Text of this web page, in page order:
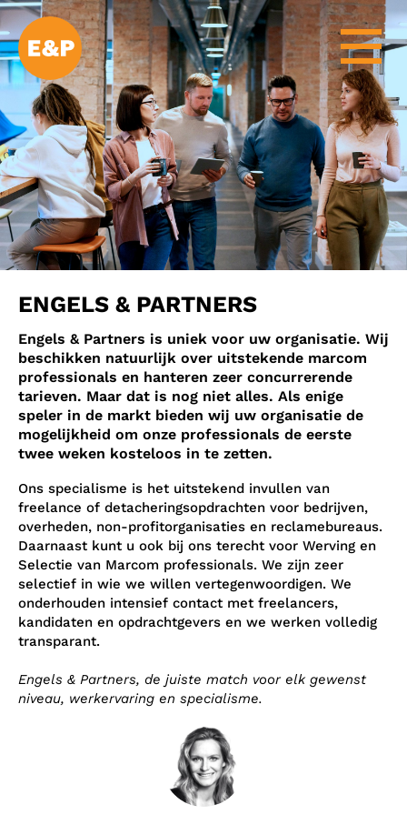
ENGELS & PARTNERS
Engels & Partners is uniek voor uw organisatie. Wij
beschikken natuurlijk over uitstekende marcom
professionals en hanteren zeer concurrerende
tarieven. Maar dat is nog niet alles. Als enige
speler in de markt bieden wij uw organisatie de
mogelijkheid om onze professionals de eerste
twee weken kosteloos in te zetten.
Ons specialisme is het uitstekend invullen van
freelance of detacheringsopdrachten voor bedrijven,
overheden, non-profitorganisaties en reclamebureaus.
Daarnaast kunt u ook bij ons terecht voor Werving en
Selectie van Marcom professionals. We zijn zeer
selectief in wie we willen vertegenwoordigen. We
onderhouden intensief contact met freelancers,
kandidaten en opdrachtgevers en we werken volledig
transparant.
Engels & Partners, de juiste match voor elk gewenst
niveau, werkervaring en specialisme.